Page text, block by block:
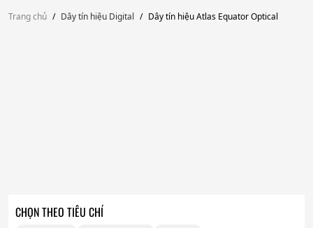
Trang chủ / Dây tín hiệu Digital / Dây tín hiệu Atlas Equator Optical
CHỌN THEO TIÊU CHÍ